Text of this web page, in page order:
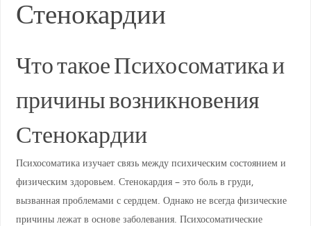
Стенокардии
Что такое Психосоматика и
причины возникновения
Стенокардии
Психосоматика изучает связь между психическим состоянием и
физическим здоровьем. Стенокардия – это боль в груди,
вызванная проблемами с сердцем. Однако не всегда физические
причины лежат в основе заболевания. Психосоматические